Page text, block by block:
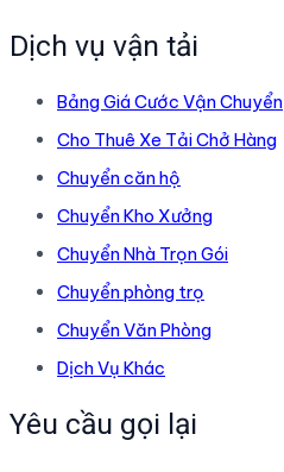
7
Nghiệp
–
Rẻ.
Dịch vụ vận tải
Bảng Giá Cước Vận Chuyển
Cho Thuê Xe Tải Chở Hàng
Chuyển căn hộ
Chuyển Kho Xưởng
Chuyển Nhà Trọn Gói
Chuyển phòng trọ
Chuyển Văn Phòng
Dịch Vụ Khác
Yêu cầu gọi lại